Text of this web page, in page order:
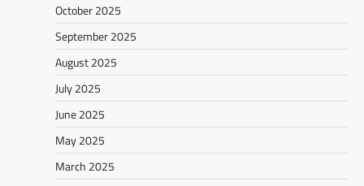
October 2025
September 2025
August 2025
July 2025
June 2025
May 2025
March 2025